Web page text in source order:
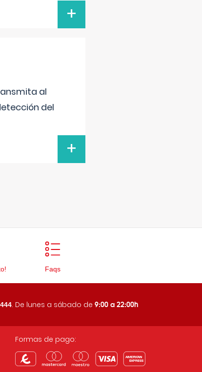
+
al
del
+
Faqs
. De lunes a sábado de 9:00 a 22:00h
Formas de pago: